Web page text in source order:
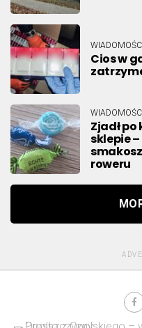
Cios w
Zjadł
sklepie
roweru